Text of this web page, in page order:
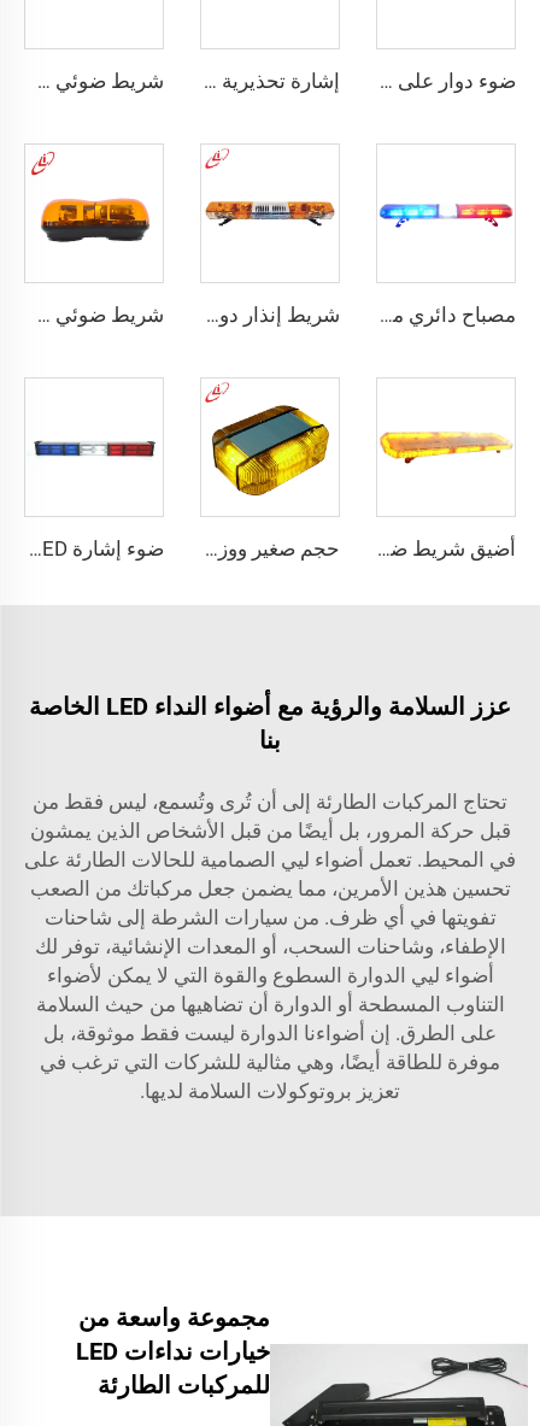
ضوء دوار على شكل شبه منحرف مصنوع من مادة الهالوجين إشارة تحذيرية للشرطة LED/شاشة عرض مضيئة برتقالية زاهية شريط ضوئي خطي ليد علوي للشرطة
مصباح دائري من نوع LED شريط إنذار دوار هالوجين متعدد الزوايا شريط ضوئي صغير دوار على شكل مصباح هالوجين بيضاوي الشكل
أضيق شريط ضوئي أحمر/أزرق بزاوية عرض واسعة حجم صغير ووزن خفيف وسطوع عالي لشريط الإضاءة الصغير ضوء إشارة LED ثنائي الصفوف ومستقيم الاتجاه
عزز السلامة والرؤية مع أضواء النداء LED الخاصة
بنا
تحتاج المركبات الطارئة إلى أن تُرى وتُسمع، ليس فقط من
قبل حركة المرور، بل أيضًا من قبل الأشخاص الذين يمشون
في المحيط. تعمل أضواء ليي الصمامية للحالات الطارئة على
تحسين هذين الأمرين، مما يضمن جعل مركباتك من الصعب
تفويتها في أي ظرف. من سيارات الشرطة إلى شاحنات
الإطفاء، وشاحنات السحب، أو المعدات الإنشائية، توفر لك
أضواء ليي الدوارة السطوع والقوة التي لا يمكن لأضواء
التناوب المسطحة أو الدوارة أن تضاهيها من حيث السلامة
على الطرق. إن أضواءنا الدوارة ليست فقط موثوقة، بل
موفرة للطاقة أيضًا، وهي مثالية للشركات التي ترغب في
تعزيز بروتوكولات السلامة لديها.
مجموعة واسعة من
خيارات نداءات LED
للمركبات الطارئة